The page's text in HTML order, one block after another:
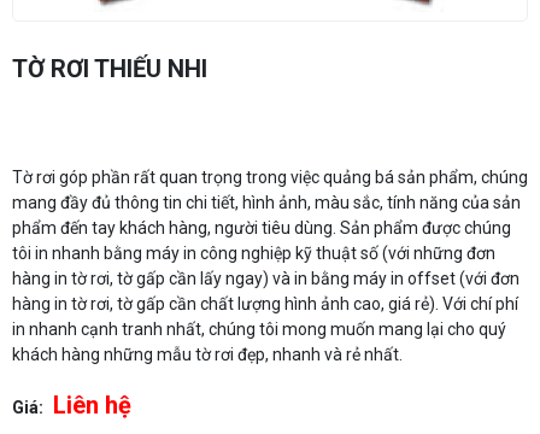
TỜ RƠI THIẾU NHI
Tờ rơi góp phần rất quan trọng trong việc quảng bá sản phẩm, chúng
mang đầy đủ thông tin chi tiết, hình ảnh, màu sắc, tính năng của sản
phẩm đến tay khách hàng, người tiêu dùng. Sản phẩm được chúng
tôi in nhanh bằng máy in công nghiệp kỹ thuật số (với những đơn
hàng in tờ rơi, tờ gấp cần lấy ngay) và in bằng máy in offset (với đơn
hàng in tờ rơi, tờ gấp cần chất lượng hình ảnh cao, giá rẻ). Với chí phí
in nhanh cạnh tranh nhất, chúng tôi mong muốn mang lại cho quý
khách hàng những mẫu tờ rơi đẹp, nhanh và rẻ nhất.
Giá: Liên hệ